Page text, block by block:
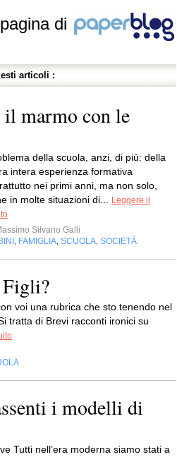
di
articoli :
il marmo con le
della scuola, anzi, di più: della
intera esperienza formativa
nei primi anni, ma non solo,
in molte situazioni di...
Leggere il
Silvano Galli
FAMIGLIA SCUOLA SOCIETÀ
Figli?
voi una rubrica che sto tenendo nel
tratta di Brevi racconti ironici su
i modelli di
Tutti nell’era moderna siamo stati a